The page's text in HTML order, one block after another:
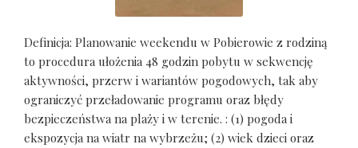
Definicja: Planowanie weekendu w Pobierowie z rodziną
to procedura ułożenia 48 godzin pobytu w sekwencję
aktywności, przerw i wariantów pogodowych, tak aby
ograniczyć przeładowanie programu oraz błędy
bezpieczeństwa na plaży i w terenie. : (1) pogoda i
ekspozycja na wiatr na wybrzeżu; (2) wiek dzieci oraz